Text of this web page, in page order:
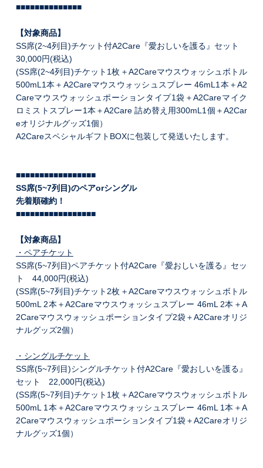
■■■■■■■■■■■■■■
【対象商品】
SS席(2~4列目)チケット付A2Care『愛おしいを護る』セット
30,000円(税込)
(SS席(2~4列目)チケット1枚＋A2Careマウスウォッシュボトル
500mL1本＋A2Careマウスウォッシュスプレー 46mL1本＋A2
Careマウスウォッシュポーションタイプ1袋＋A2Careマイク
ロミストスプレー1本＋A2Care 詰め替え用300mL1個＋A2Car
eオリジナルグッズ1個）
A2CareスペシャルギフトBOXに包装して発送いたします。
■■■■■■■■■■■■■■■■■
SS席(5~7列目)のペアorシングル
先着順確約！
■■■■■■■■■■■■■■■■■
【対象商品】
・ペアチケット
SS席(5~7列目)ペアチケット付A2Care『愛おしいを護る』セッ
ト 44,000円(税込)
(SS席(5~7列目)チケット2枚＋A2Careマウスウォッシュボトル
500mL 2本＋A2Careマウスウォッシュスプレー 46mL 2本＋A
2Careマウスウォッシュポーションタイプ2袋＋A2Careオリジ
ナルグッズ2個）
・シングルチケット
SS席(5~7列目)シングルチケット付A2Care『愛おしいを護る』
セット 22,000円(税込)
(SS席(5~7列目)チケット1枚＋A2Careマウスウォッシュボトル
500mL 1本＋A2Careマウスウォッシュスプレー 46mL 1本＋A
2Careマウスウォッシュポーションタイプ1袋＋A2Careオリジ
ナルグッズ1個）